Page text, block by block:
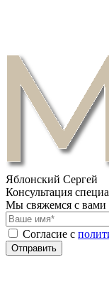
Яблонский Сергей
Консультация
Мы свяжемся с вами
Cогласие с
Отправить